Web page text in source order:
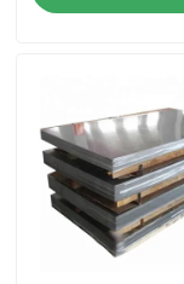
video's
Over ons